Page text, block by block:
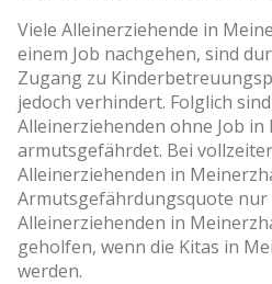
Viele Alleinerziehende in
einem Job nachgehen, sind
Zugang zu
jedoch verhindert. Folglich
Alleinerziehenden ohne Job
armutsgefährdet. Bei
Alleinerziehenden in
Armutsgefährdungsquote
Alleinerziehenden in
geholfen, wenn die Kitas in
werden.